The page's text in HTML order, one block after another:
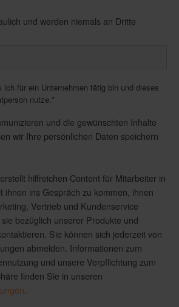
und werden niemals an Dritte
für ein Unternehmen tätig bin und dieses
nutze. *
und die gewünschten Inhalte
wir Ihre persönlichen Daten speichern
hilfreichen Content für Mitarbeiter in
ihnen ins Gespräch zu kommen, ihnen
Vertrieb und Kundenservice
bezüglich unserer Produkte und
Sie können sich jederzeit von
abmelden. Informationen zum
und unsere Verpflichtung zum
finden Sie in unseren